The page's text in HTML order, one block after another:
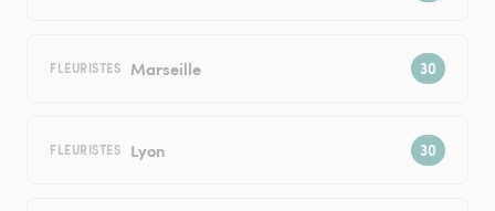
FLEURISTES Marseille
FLEURISTES Lyon